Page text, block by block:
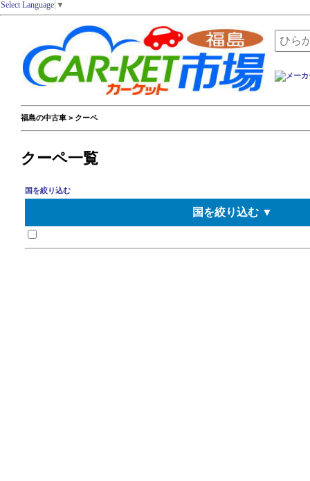
Select Language ▼
福島の中古車 > クーペ
クーペ一覧
国を絞り込む
国を絞り込む ▼